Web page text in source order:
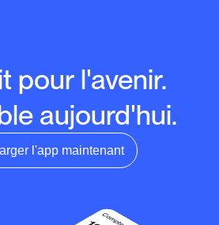
pour l'avenir.
aujourd'hui.
l'app maintenant